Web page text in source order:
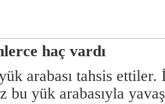
haç vardı
arabası tahsis
bu yük arabasıyla